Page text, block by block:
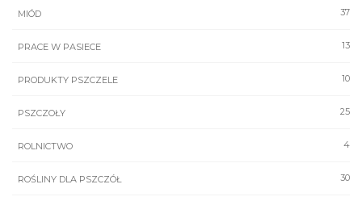
37
MIÓD
13
PRACE W PASIECE
10
PRODUKTY PSZCZELE
25
PSZCZOŁY
4
ROLNICTWO
30
ROŚLINY DLA PSZCZÓŁ